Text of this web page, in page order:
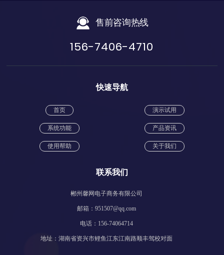
售前咨询热线
156-7406-4710
快速导航
首页 演示试用
系统功能 产品资讯
使用帮助 关于我们
联系我们
郴州馨网电子商务有限公司
邮箱：951507@qq.com
电话：156-74064714
地址：湖南省资兴市鲤鱼江东江南路顺丰驾校对面